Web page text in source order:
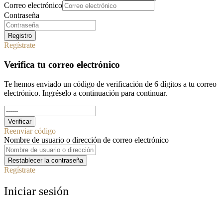
Correo electrónico
Contraseña
Registro
Regístrate
Verifica tu correo electrónico
Te hemos enviado un código de verificación de 6 dígitos a tu correo
electrónico. Ingréselo a continuación para continuar.
Verificar
Reenviar código
Nombre de usuario o dirección de correo electrónico
Restablecer la contraseña
Regístrate
Iniciar sesión